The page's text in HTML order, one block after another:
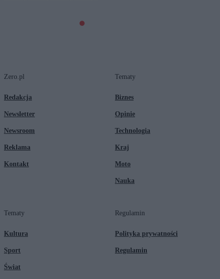
Zero.pl
Redakcja
Newsletter
Newsroom
Reklama
Kontakt
Tematy
Biznes
Opinie
Technologia
Kraj
Moto
Nauka
Tematy
Kultura
Sport
Świat
Regulamin
Polityka prywatności
Regulamin